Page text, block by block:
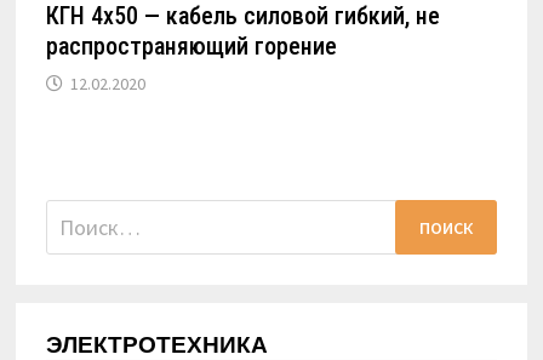
КГН 4х50 — кабель силовой гибкий, не
распространяющий горение
12.02.2020
Найти:
ЭЛЕКТРОТЕХНИКА